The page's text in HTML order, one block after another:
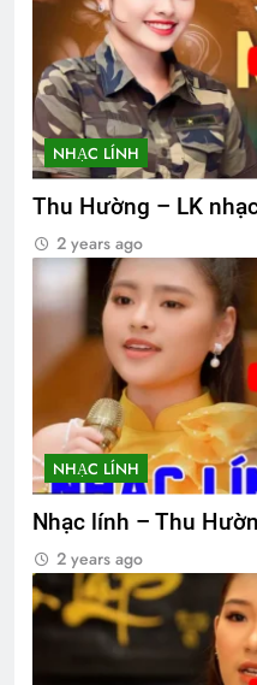
NHẠC LÍNH
Thu Hường – LK
2 years ago
NHẠC LÍNH
Nhạc lính – Thu
2 years ago